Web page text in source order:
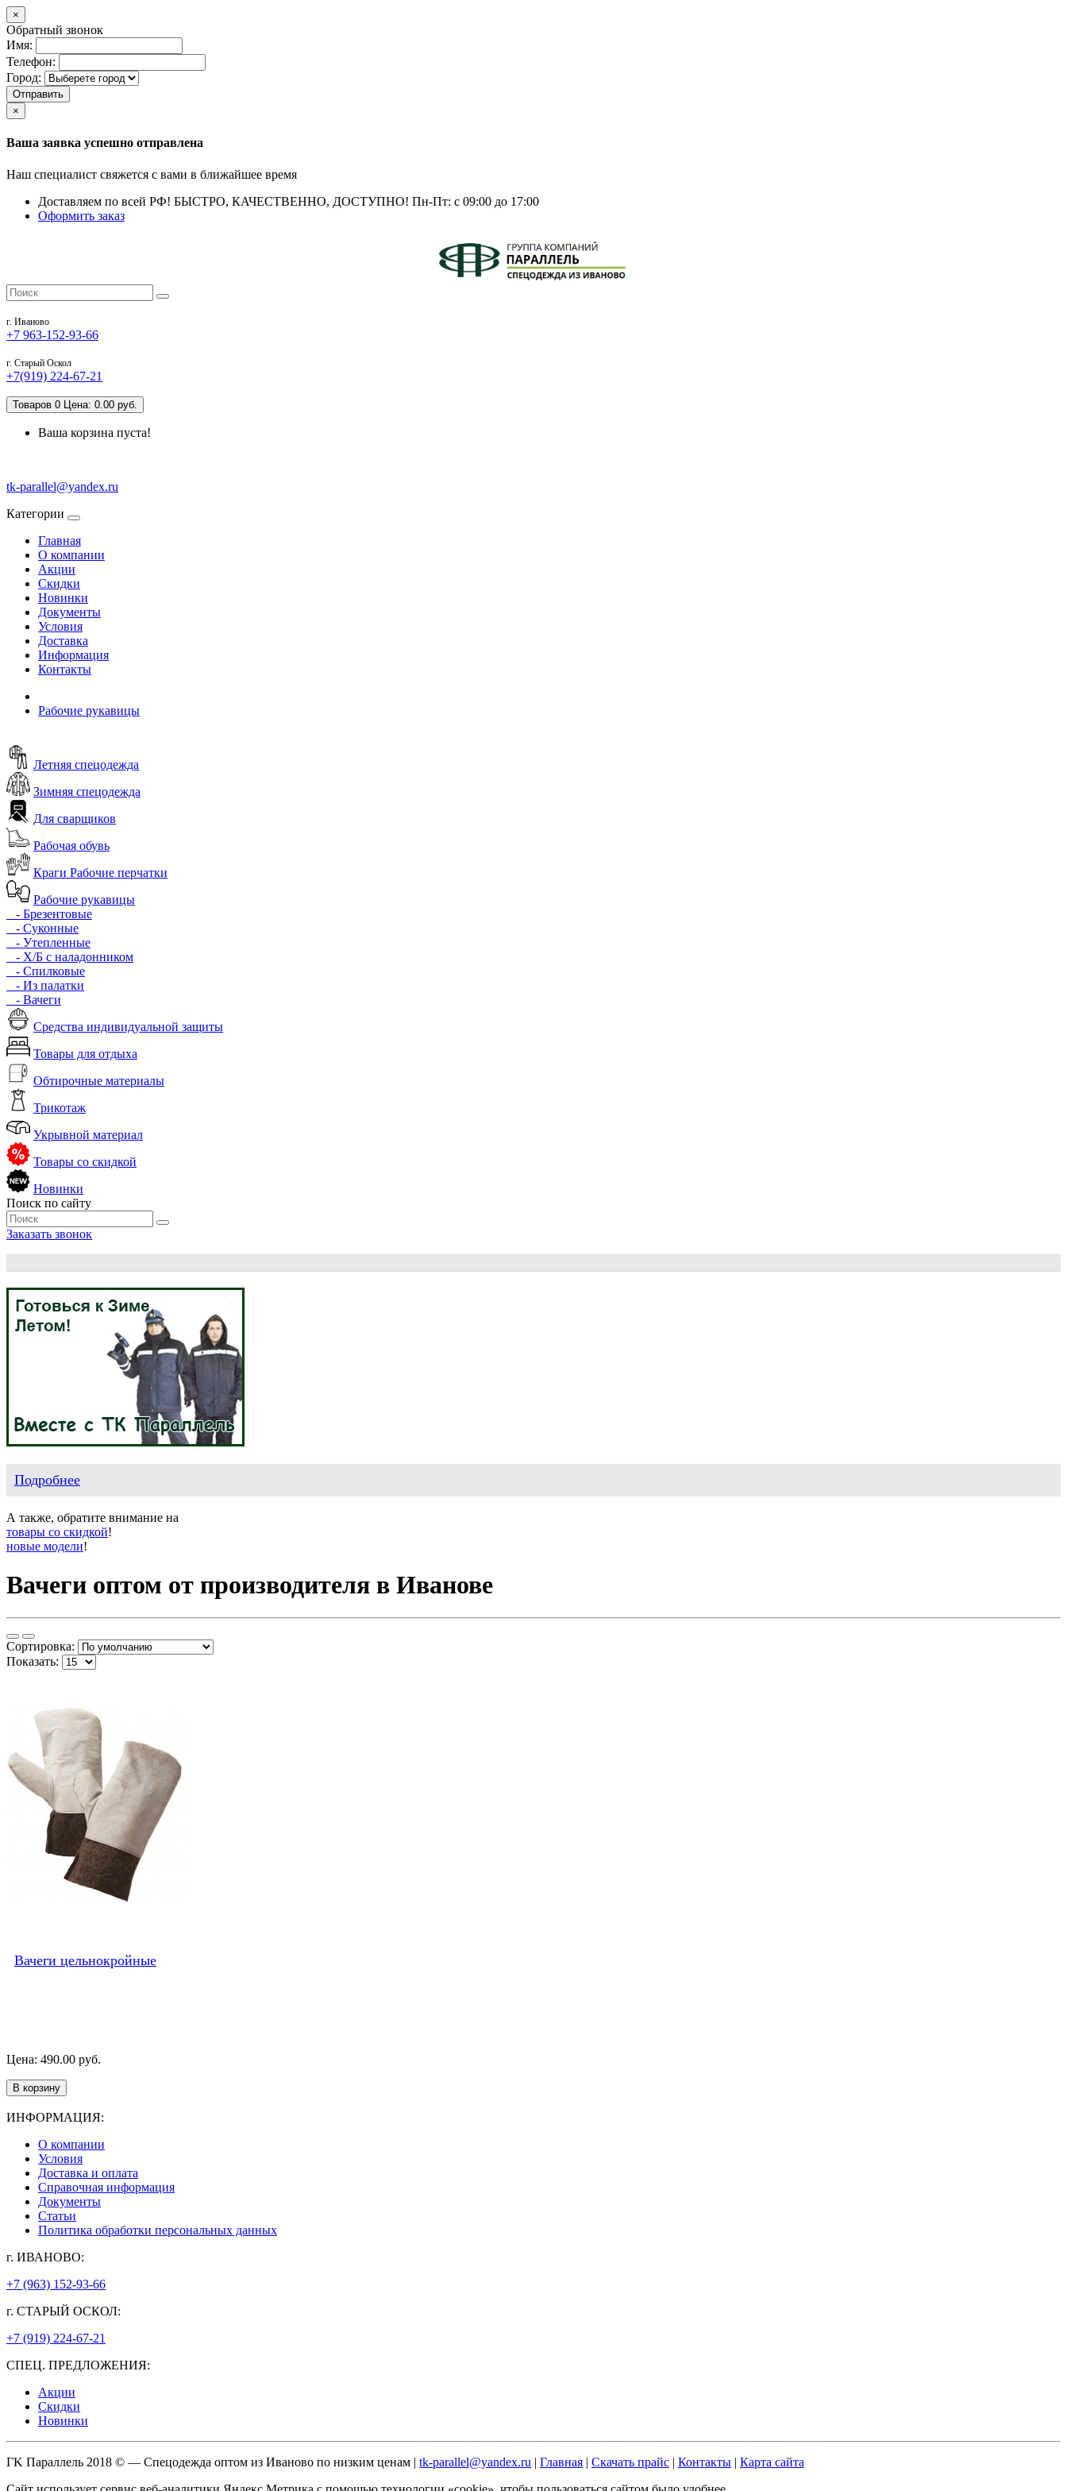
×
Обратный звонок
Имя:
Телефон:
Город:
Отправить
×
Ваша заявка успешно отправлена
Наш специалист свяжется с вами в ближайшее время
Доставляем по всей РФ! БЫСТРО, КАЧЕСТВЕННО, ДОСТУПНО! Пн-Пт: с 09:00 до 17:00
Оформить заказ
г. Иваново
+7 963-152-93-66
г. Старый Оскол
+7(919) 224-67-21
Товаров 0 Цена: 0.00 руб.
Ваша корзина пуста!
tk-parallel@yandex.ru
Категории
Главная
О компании
Акции
Скидки
Новинки
Документы
Условия
Доставка
Информация
Контакты
Рабочие рукавицы
Летняя спецодежда
Зимняя спецодежда
Для сварщиков
Рабочая обувь
Краги Рабочие перчатки
Рабочие рукавицы
- Брезентовые
- Суконные
- Утепленные
- Х/Б с наладонником
- Спилковые
- Из палатки
- Вачеги
Средства индивидуальной защиты
Товары для отдыха
Обтирочные материалы
Трикотаж
Укрывной материал
Товары со скидкой
Новинки
Поиск по сайту
Заказать звонок
Подробнее
А также, обратите внимание на
товары со скидкой!
новые модели!
Вачеги оптом от производителя в Иванове
Сортировка:
Показать:
Вачеги цельнокройные
Цена: 490.00 руб.
В корзину
ИНФОРМАЦИЯ:
О компании
Условия
Доставка и оплата
Справочная информация
Документы
Статьи
Политика обработки персональных данных
г. ИВАНОВО:
+7 (963) 152-93-66
г. СТАРЫЙ ОСКОЛ:
+7 (919) 224-67-21
СПЕЦ. ПРЕДЛОЖЕНИЯ:
Акции
Скидки
Новинки
ГK Параллель 2018 © — Спецодежда оптом из Иваново по низким ценам | tk-parallel@yandex.ru | Главная | Скачать прайс | Контакты | Карта сайта